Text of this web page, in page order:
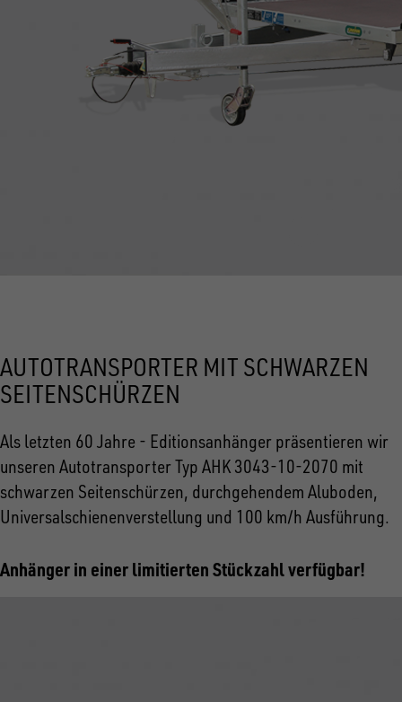
AUTOTRANSPORTER MIT SCHWARZEN
SEITENSCHÜRZEN
Als letzten 60 Jahre - Editionsanhänger präsentieren wir
unseren Autotransporter Typ AHK 3043-10-2070 mit
schwarzen Seitenschürzen, durchgehendem Aluboden,
Universalschienenverstellung und 100 km/h Ausführung.
Anhänger in einer limitierten Stückzahl verfügbar!